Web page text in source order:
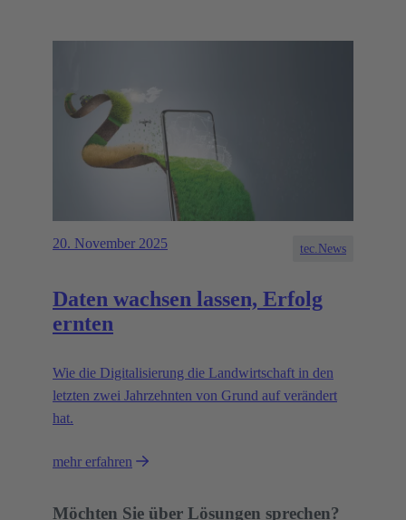
20. November 2025 tec.News
Daten wachsen lassen, Erfolg
ernten
Wie die Digitalisierung die Landwirtschaft in den
letzten zwei Jahrzehnten von Grund auf verändert
hat.
mehr erfahren
Möchten Sie über Lösungen sprechen?